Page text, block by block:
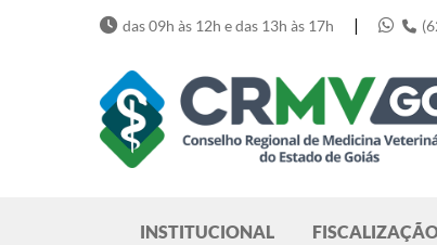
das 09h às 12h e das 13h às 17h |
INSTITUCIONAL